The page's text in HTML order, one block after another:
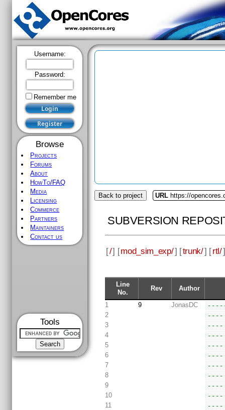
Username:
Password:
Remember me
Browse
Projects
Forums
About
HowTo/FAQ
Media
Licensing
Commerce
Partners
Maintainers
Contact us
Tools
Back to project URL https://
SUBVERSION
[/] [mod_sim_exp/] [trunk/] [rtl/
Line
No.
Rev Author
1 9 JonasDC
2
3
4
5
----
6
----
7
8
9
----
10
----
11